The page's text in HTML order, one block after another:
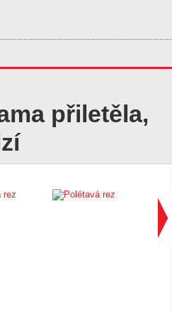
přiletěla,